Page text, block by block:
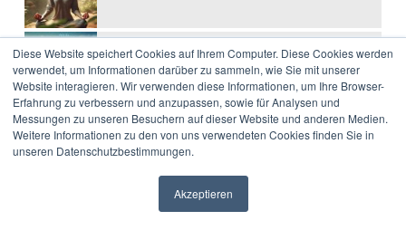
Diese Website speichert Cookies auf Ihrem Computer. Diese Cookies werden
verwendet, um Informationen darüber zu sammeln, wie Sie mit unserer
Website interagieren. Wir verwenden diese Informationen, um Ihre Browser-
Erfahrung zu verbessern und anzupassen, sowie für Analysen und
Messungen zu unseren Besuchern auf dieser Website und anderen Medien.
Weitere Informationen zu den von uns verwendeten Cookies finden Sie in
unseren Datenschutzbestimmungen.
Akzeptieren
Was ist Epigenetik? Wie du deine Gene durch
dein Verhalten beeinflussen kannst
ZUR KATEGORIE BEWUSST LEBEN